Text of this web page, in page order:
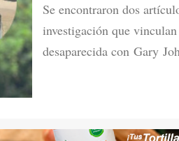
Se encontraron dos
investigación que
desaparecida con Gary